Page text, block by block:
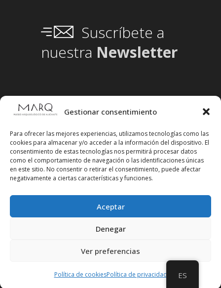
Gestionar consentimiento
Para ofrecer las mejores experiencias, utilizamos tecnologías como las
cookies para almacenar y/o acceder a la información del dispositivo. El
consentimiento de estas tecnologías nos permitirá procesar datos
como el comportamiento de navegación o las identificaciones únicas
en este sitio. No consentir o retirar el consentimiento, puede afectar
negativamente a ciertas características y funciones.
Aceptar
Denegar
Ver preferencias
Política de cookiesPolítica de privacidad
Suscríbete a
nuestra Newsletter
Síguenos en redes sociales
ES